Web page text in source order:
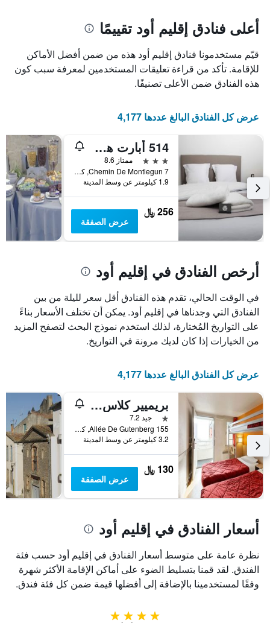
محور
الذي
يعرض
عدد
الأيام
الإقامة
يتضمن
محور
Y
الذي
يعرض
متوسط
غرفة
أعلى فنادق إقليم أود تقييمًا
قيّم مستخدمونا فنادق إقليم أود هذه من ضمن أفضل الأماكن
للإقامة. تأكد من قراءة تعليقات المستخدمين لمعرفة سبب كون
هذه الفنادق ضمن الأعلى تصنيفًا.
عرض كل الفنادق البالغ عددها 4,177
514 أبارت هوتل
3 نجوم
ممتاز 8.6
7 Chemin De Montlegun, كاركاسون, إقليم أود, فرنسا
1.9 كيلومتر عن وسط المدينة
256 ﷼
عرض الصفقة
أرخص الفنادق في إقليم أود
في الوقت الحالي، تقدم هذه الفنادق أقل سعر لليلة من بين
الفنادق التي وجدناها في إقليم أود. يمكن أن تختلف الأسعار بناءً
على التواريخ المُختارة، لذلك استخدم نموذج البحث لتصفح المزيد
من الخيارات إذا كان لديك مرونة في التواريخ.
عرض كل الفنادق البالغ عددها 4,177
بريميير كلاس كاركاسون
نجمة واحدة
جيد 7.2
155 Allée De Gutenberg, كاركاسون, إقليم أود, فرنسا
3.2 كيلومتر عن وسط المدينة
130 ﷼
عرض الصفقة
أسعار الفنادق في إقليم أود
نظرة عامة على متوسط أسعار الفنادق في إقليم أود حسب فئة
الفندق. لقد قمنا بتسليط الضوء على أماكن الإقامة الأكثر شهرة
وفقًا لمستخدمينا بالإضافة إلى أفضلها قيمة ضمن كل فئة فندق.
4 نجوم